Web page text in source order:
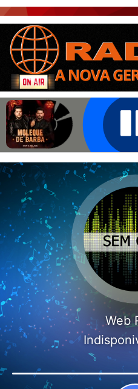
CEARÁ BRASIL NOTÍCIAS
CEARÁ BRASIL MUNDO 1
BRASIL DE FATO
NOTÍCIAS GERAIS
CONECTE-SE
REGISTO